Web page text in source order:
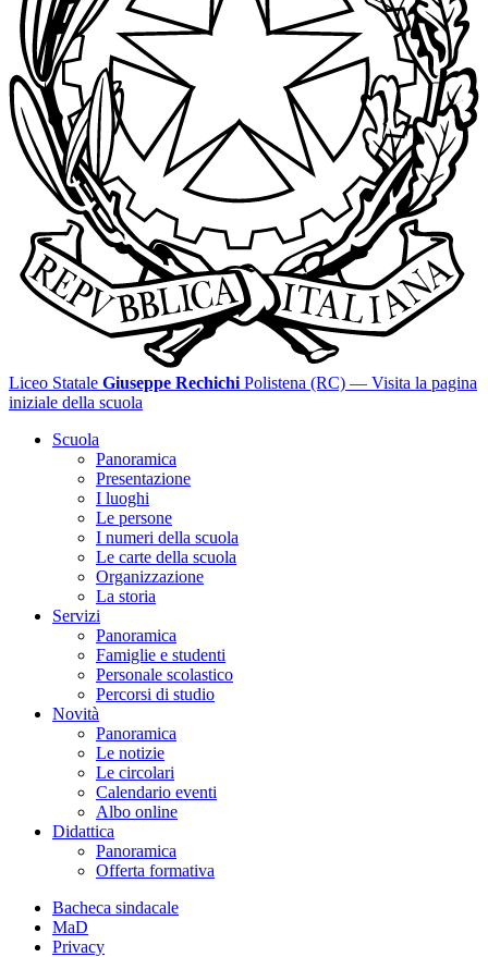
Liceo Statale Giuseppe Rechichi Polistena (RC) — Visita la pagina
iniziale della scuola
Scuola
Panoramica
Presentazione
I luoghi
Le persone
I numeri della scuola
Le carte della scuola
Organizzazione
La storia
Servizi
Panoramica
Famiglie e studenti
Personale scolastico
Percorsi di studio
Novità
Panoramica
Le notizie
Le circolari
Calendario eventi
Albo online
Didattica
Panoramica
Offerta formativa
Bacheca sindacale
MaD
Privacy